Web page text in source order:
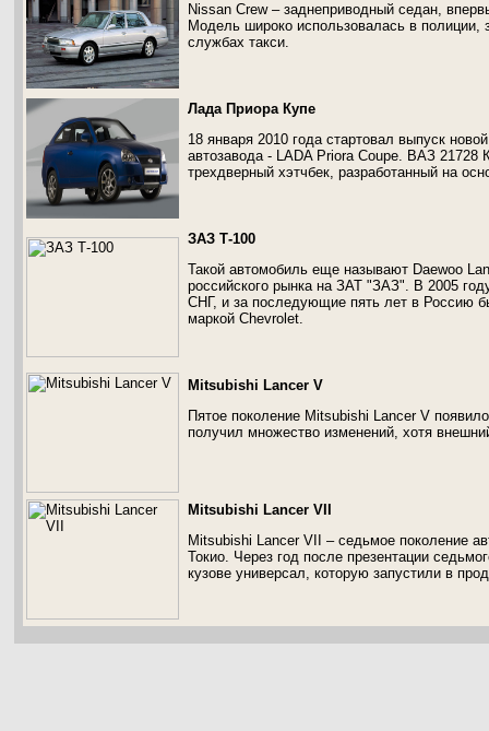
Nissan Crew – заднеприводный седан,
Модель широко использовалась в
службах такси.
Лада Приора Купе
18 января 2010 года стартовал выпуск
автозавода - LADA Priora Coupe. ВАЗ 21728
трехдверный хэтчбек, разработанный на
ЗАЗ Т-100
Такой автомобиль еще называют Daewoo
российского рынка на ЗАТ "ЗАЗ". В 2005
СНГ, и за последующие пять лет в Россию
маркой Chevrolet.
Mitsubishi Lancer V
Пятое поколение Mitsubishi Lancer V
получил множество изменений, хотя
Mitsubishi Lancer VII
Mitsubishi Lancer VII – седьмое поколение
Токио. Через год после презентации
кузове универсал, которую запустили в